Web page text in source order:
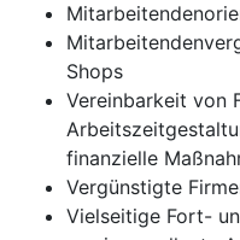
Shops
Vereinbarkeit von
finanzielle
Vergünstigte
Vielseitige Fort-